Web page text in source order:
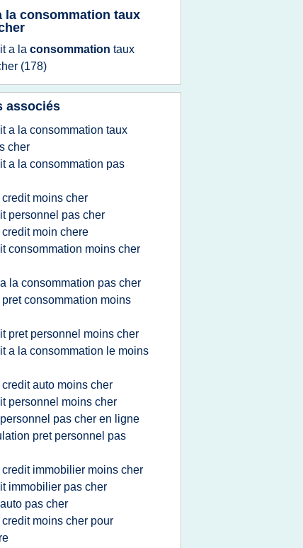
la consommation taux
a la consommation taux
(178)
associés
a la consommation taux
cher
a la consommation pas
credit moins cher
personnel pas cher
credit moin chere
consommation moins cher
la consommation pas cher
pret consommation moins
pret personnel moins cher
a la consommation le moins
credit auto moins cher
personnel moins cher
pas cher en ligne
pret personnel pas
credit immobilier moins cher
immobilier pas cher
pas cher
credit moins cher pour